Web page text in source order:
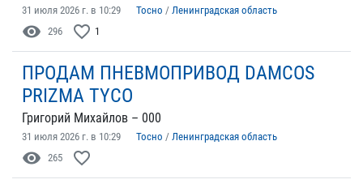
31 июля 2026 г. в 10:29 Тосно / Ленинградская область
visibility 296 favorite_border 1
ПРОДАМ ПНЕВМОПРИВОД DAMCOS
PRIZMA TYCO
Григорий Михайлов – 000
31 июля 2026 г. в 10:29 Тосно / Ленинградская область
visibility 265 favorite_border